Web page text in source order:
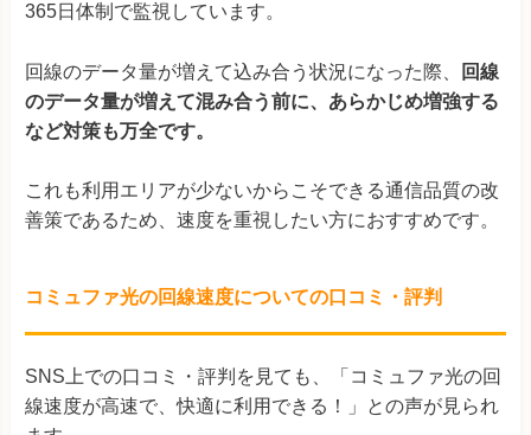
365日体制で監視しています。
回線のデータ量が増えて込み合う状況になった際、
回線
のデータ量が増えて混み合う前に、あらかじめ増強する
など対策も万全です。
これも利用エリアが少ないからこそできる通信品質の改
善策であるため、速度を重視したい方におすすめです。
コミュファ光の回線速度についての口コミ・評判
SNS上での口コミ・評判を見ても、「コミュファ光の回
線速度が高速で、快適に利用できる！」との声が見られ